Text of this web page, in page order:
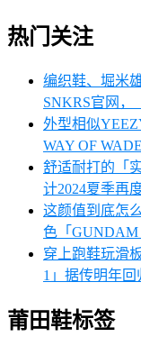
热门关注
编织鞋、堀米
SNKRS官网，
外型相似
WAY OF
舒适耐打的「
计2024夏季再
这颜值到底怎
色「GUNDAM
穿上跑鞋玩滑
1」据传明年回
莆田鞋标签